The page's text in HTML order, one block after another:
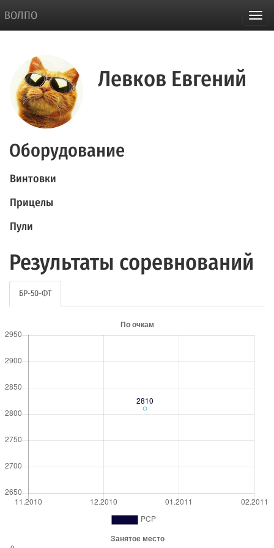
ВОЛПО
Левков Евгений
Оборудование
Винтовки
Прицелы
Пули
Результаты соревнований
БР-50-ФТ